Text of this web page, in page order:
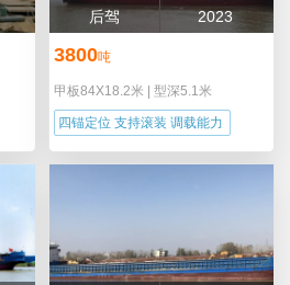
后驾 2023
3800吨
甲板84X18.2米 型深5.1米
四锚定位 支持滚装 调载能力